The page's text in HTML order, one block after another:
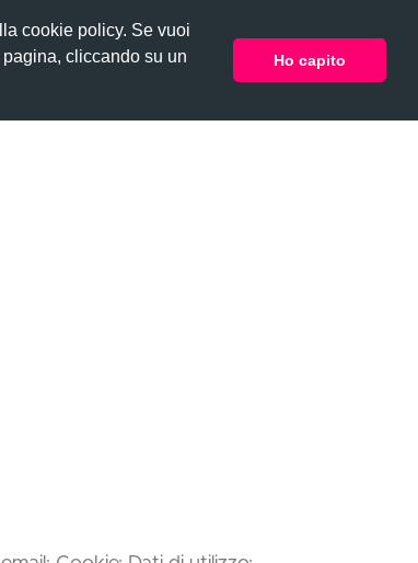
ENGLISH ACCEDI O REGISTRATI
cookie policy. Se vuoi
cliccando su un
Ho capito